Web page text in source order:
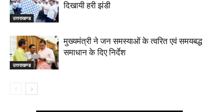
उत्तराखण्ड
दिखायी हरी झंडी
उत्तराखण्ड
मुख्यमंत्री ने जन समस्याओं के त्वरित एवं समयबद्ध
समाधान के दिए निर्देश